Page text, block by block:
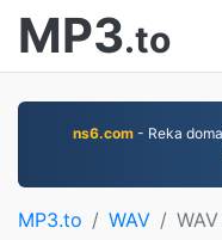
MP3.to
ns6.com- Reka
MP3.to WAV